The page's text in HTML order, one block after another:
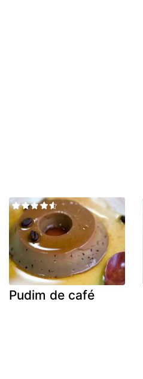
Pudim de café